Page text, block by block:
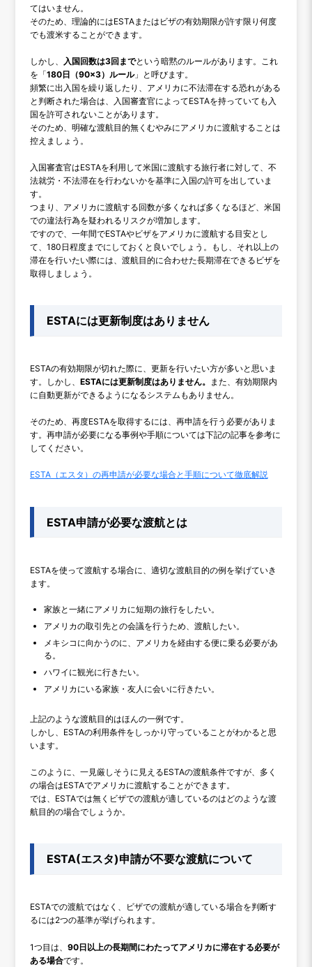
てはいません。
そのため、理論的にはESTAまたはビザの有効期限が許す限り何度
でも渡米することができます。
しかし、 入国回数は3回までという暗黙のルールがあります。これ
を「180日（90×3）ルール」と呼びます。
頻繁に出入国を繰り返したり、アメリカに不法滞在する恐れがある
と判断された場合は、入国審査官によってESTAを持っていても入
国を許可されないことがあります。
そのため、明確な渡航目的無くむやみにアメリカに渡航することは
控えましょう。
入国審査官はESTAを利用して米国に渡航する旅行者に対して、不
法就労・不法滞在を行わないかを基準に入国の許可を出していま
す。
つまり、アメリカに渡航する回数が多くなれば多くなるほど、米国
での違法行為を疑われるリスクが増加します。
ですので、一年間でESTAやビザをアメリカに渡航する目安とし
て、180日程度までにしておくと良いでしょう。もし、それ以上の
滞在を行いたい際には、渡航目的に合わせた長期滞在できるビザを
取得しましょう。
ESTAには更新制度はありません
ESTAの有効期限が切れた際に、更新を行いたい方が多いと思いま
す。しかし、 ESTAには更新制度はありません。 また、有効期限内
に自動更新ができるようになるシステムもありません。
そのため、再度ESTAを取得するには、再申請を行う必要がありま
す。再申請が必要になる事例や手順については下記の記事を参考に
してください。
ESTA（エスタ）の再申請が必要な場合と手順について徹底解説
ESTA申請が必要な渡航とは
ESTAを使って渡航する場合に、適切な渡航目的の例を挙げていき
ます。
家族と一緒にアメリカに短期の旅行をしたい。
アメリカの取引先との会議を行うため、渡航したい。
メキシコに向かうのに、アメリカを経由する便に乗る必要があ
る。
ハワイに観光に行きたい。
アメリカにいる家族・友人に会いに行きたい。
上記のような渡航目的はほんの一例です。
しかし、ESTAの利用条件をしっかり守っていることがわかると思
います。
このように、一見厳しそうに見えるESTAの渡航条件ですが、多く
の場合はESTAでアメリカに渡航することができます。
では、ESTAでは無くビザでの渡航が適しているのはどのような渡
航目的の場合でしょうか。
ESTA(エスタ)申請が不要な渡航について
ESTAでの渡航ではなく、ビザでの渡航が適している場合を判断す
るには2つの基準が挙げられます。
1つ目は、 90日以上の長期間にわたってアメリカに滞在する必要が
ある場合です。